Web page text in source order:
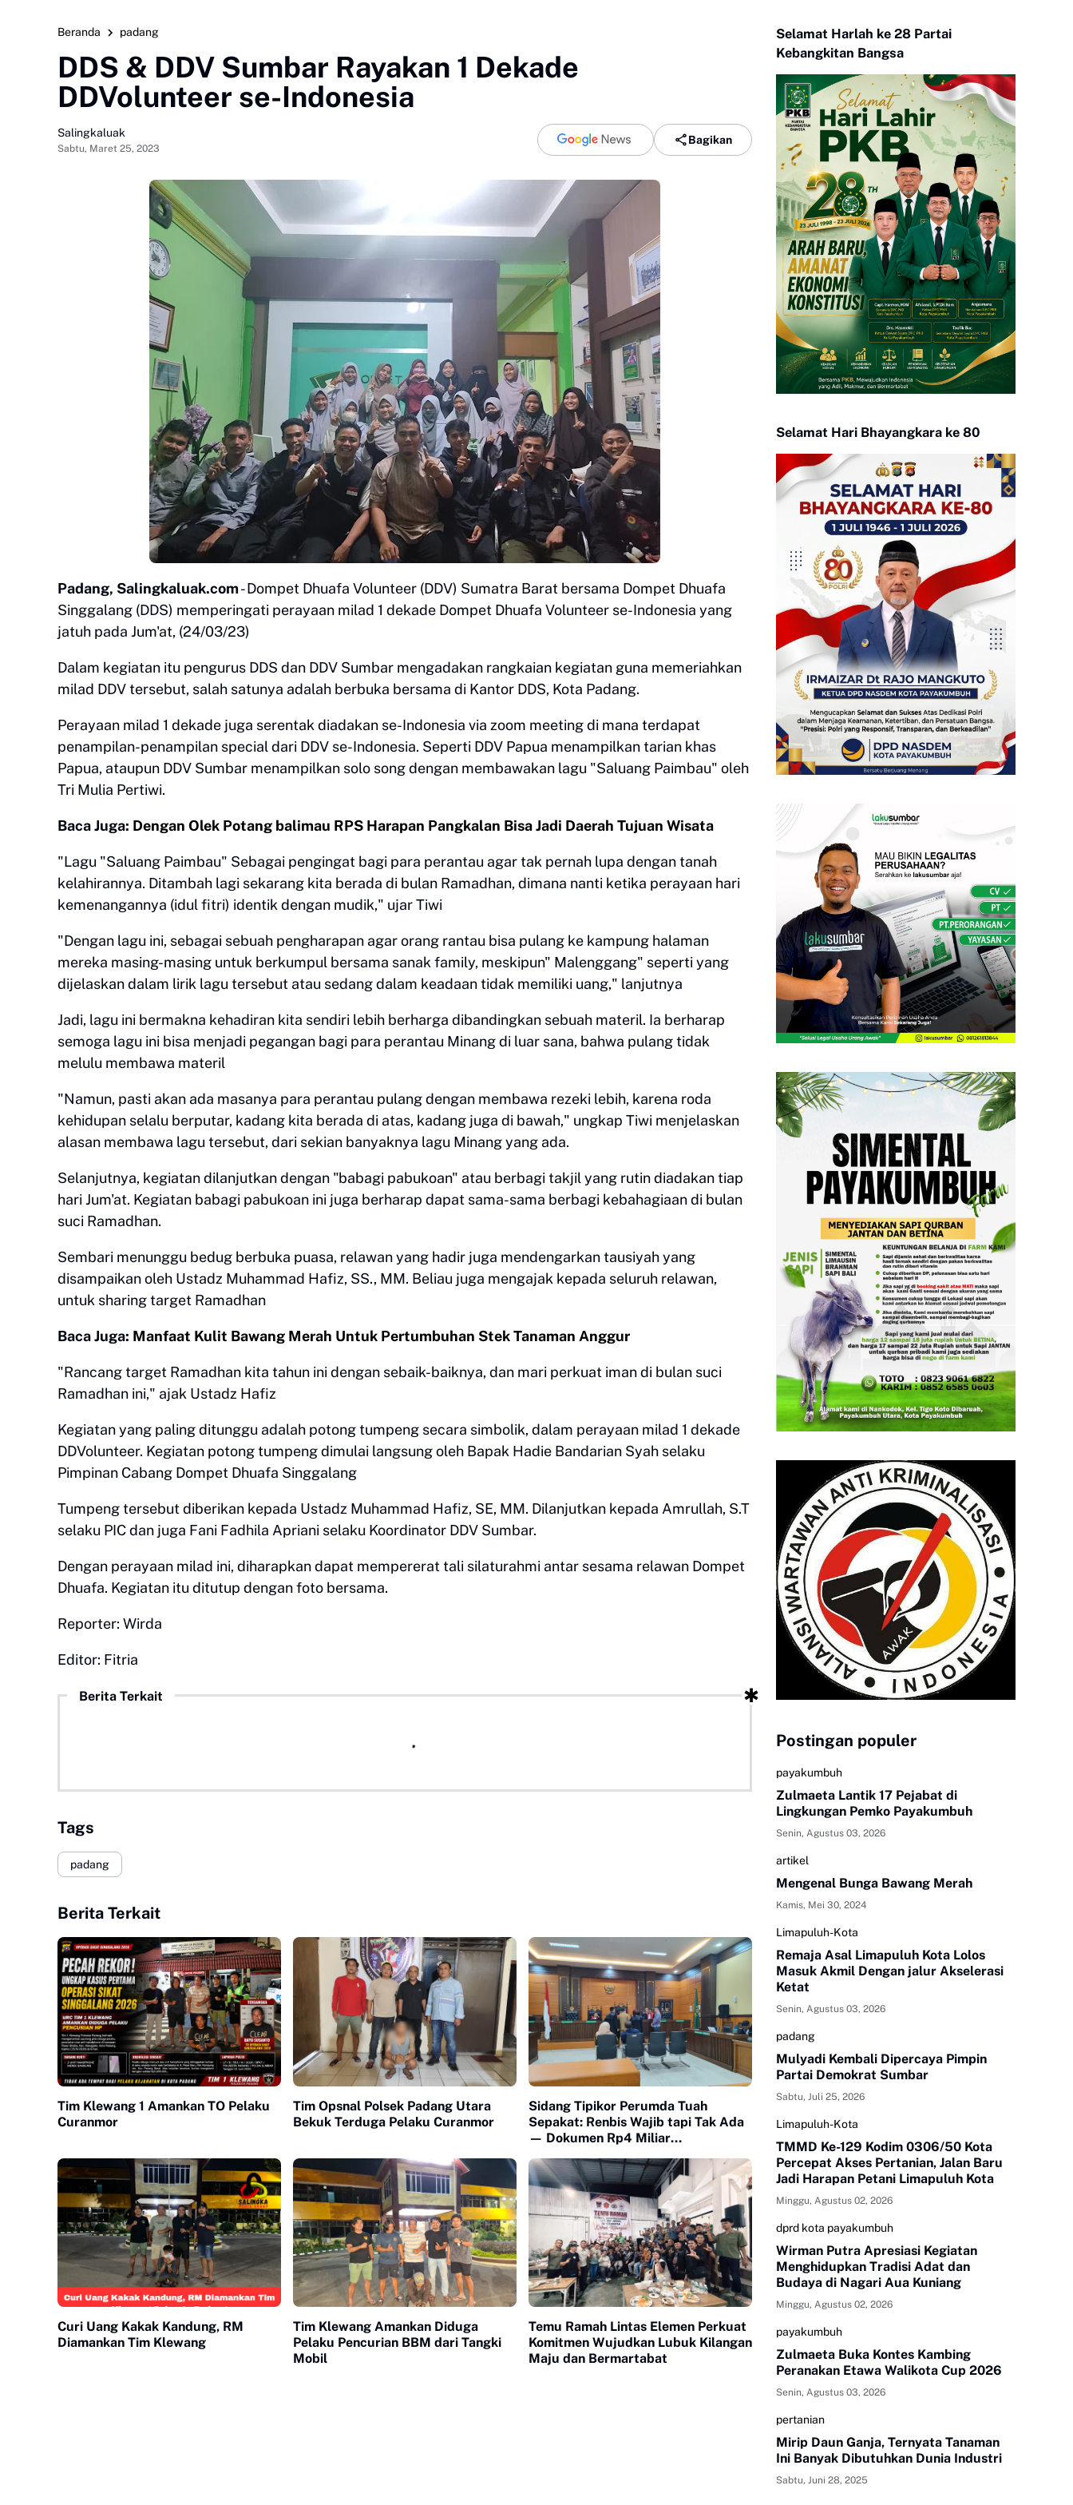
Beranda padang
DDS & DDV Sumbar Rayakan 1 Dekade
DDVolunteer se-Indonesia
Salingkaluak
Sabtu, Maret 25, 2023
Bagikan
Padang, Salingkaluak.com- Dompet Dhuafa Volunteer (DDV) Sumatra Barat bersama Dompet Dhuafa
Singgalang (DDS) memperingati perayaan milad 1 dekade Dompet Dhuafa Volunteer se-Indonesia yang
jatuh pada Jum'at, (24/03/23)
Dalam kegiatan itu pengurus DDS dan DDV Sumbar mengadakan rangkaian kegiatan guna memeriahkan
milad DDV tersebut, salah satunya adalah berbuka bersama di Kantor DDS, Kota Padang.
Perayaan milad 1 dekade juga serentak diadakan se-Indonesia via zoom meeting di mana terdapat
penampilan-penampilan special dari DDV se-Indonesia. Seperti DDV Papua menampilkan tarian khas
Papua, ataupun DDV Sumbar menampilkan solo song dengan membawakan lagu "Saluang Paimbau" oleh
Tri Mulia Pertiwi.
Baca Juga: Dengan Olek Potang balimau RPS Harapan Pangkalan Bisa Jadi Daerah Tujuan Wisata
"Lagu "Saluang Paimbau" Sebagai pengingat bagi para perantau agar tak pernah lupa dengan tanah
kelahirannya. Ditambah lagi sekarang kita berada di bulan Ramadhan, dimana nanti ketika perayaan hari
kemenangannya (idul fitri) identik dengan mudik," ujar Tiwi
"Dengan lagu ini, sebagai sebuah pengharapan agar orang rantau bisa pulang ke kampung halaman
mereka masing-masing untuk berkumpul bersama sanak family, meskipun" Malenggang" seperti yang
dijelaskan dalam lirik lagu tersebut atau sedang dalam keadaan tidak memiliki uang," lanjutnya
Jadi, lagu ini bermakna kehadiran kita sendiri lebih berharga dibandingkan sebuah materil. Ia berharap
semoga lagu ini bisa menjadi pegangan bagi para perantau Minang di luar sana, bahwa pulang tidak
melulu membawa materil
"Namun, pasti akan ada masanya para perantau pulang dengan membawa rezeki lebih, karena roda
kehidupan selalu berputar, kadang kita berada di atas, kadang juga di bawah," ungkap Tiwi menjelaskan
alasan membawa lagu tersebut, dari sekian banyaknya lagu Minang yang ada.
Selanjutnya, kegiatan dilanjutkan dengan "babagi pabukoan" atau berbagi takjil yang rutin diadakan tiap
hari Jum'at. Kegiatan babagi pabukoan ini juga berharap dapat sama-sama berbagi kebahagiaan di bulan
suci Ramadhan.
Sembari menunggu bedug berbuka puasa, relawan yang hadir juga mendengarkan tausiyah yang
disampaikan oleh Ustadz Muhammad Hafiz, SS., MM. Beliau juga mengajak kepada seluruh relawan,
untuk sharing target Ramadhan
Baca Juga: Manfaat Kulit Bawang Merah Untuk Pertumbuhan Stek Tanaman Anggur
"Rancang target Ramadhan kita tahun ini dengan sebaik-baiknya, dan mari perkuat iman di bulan suci
Ramadhan ini," ajak Ustadz Hafiz
Kegiatan yang paling ditunggu adalah potong tumpeng secara simbolik, dalam perayaan milad 1 dekade
DDVolunteer. Kegiatan potong tumpeng dimulai langsung oleh Bapak Hadie Bandarian Syah selaku
Pimpinan Cabang Dompet Dhuafa Singgalang
Tumpeng tersebut diberikan kepada Ustadz Muhammad Hafiz, SE, MM. Dilanjutkan kepada Amrullah, S.T
selaku PIC dan juga Fani Fadhila Apriani selaku Koordinator DDV Sumbar.
Dengan perayaan milad ini, diharapkan dapat mempererat tali silaturahmi antar sesama relawan Dompet
Dhuafa. Kegiatan itu ditutup dengan foto bersama.
Reporter: Wirda
Editor: Fitria
Berita Terkait
Tags
padang
Berita Terkait
Tim Klewang 1 Amankan TO Pelaku
Curanmor
Tim Opsnal Polsek Padang Utara
Bekuk Terduga Pelaku Curanmor
Sidang Tipikor Perumda Tuah
Sepakat: Renbis Wajib tapi Tak Ada
— Dokumen Rp4 Miliar
karena 'Biaya Transport'"
Curi Uang Kakak Kandung, RM
Diamankan Tim Klewang
Tim Klewang Amankan Diduga
Pelaku Pencurian BBM dari Tangki
Mobil
Temu Ramah Lintas Elemen Perkuat
Komitmen Wujudkan Lubuk Kilangan
Maju dan Bermartabat
Selamat Harlah ke 28 Partai
Kebangkitan Bangsa
Selamat Hari Bhayangkara ke 80
Postingan populer
payakumbuh
Zulmaeta Lantik 17 Pejabat di
Lingkungan Pemko Payakumbuh
Senin, Agustus 03, 2026
artikel
Mengenal Bunga Bawang Merah
Kamis, Mei 30, 2024
Limapuluh-Kota
Remaja Asal Limapuluh Kota Lolos
Masuk Akmil Dengan jalur Akselerasi
Ketat
Senin, Agustus 03, 2026
padang
Mulyadi Kembali Dipercaya Pimpin
Partai Demokrat Sumbar
Sabtu, Juli 25, 2026
Limapuluh-Kota
TMMD Ke-129 Kodim 0306/50 Kota
Percepat Akses Pertanian, Jalan Baru
Jadi Harapan Petani Limapuluh Kota
Minggu, Agustus 02, 2026
dprd kota payakumbuh
Wirman Putra Apresiasi Kegiatan
Menghidupkan Tradisi Adat dan
Budaya di Nagari Aua Kuniang
Minggu, Agustus 02, 2026
payakumbuh
Zulmaeta Buka Kontes Kambing
Peranakan Etawa Walikota Cup 2026
Senin, Agustus 03, 2026
pertanian
Mirip Daun Ganja, Ternyata Tanaman
Ini Banyak Dibutuhkan Dunia Industri
Sabtu, Juni 28, 2025